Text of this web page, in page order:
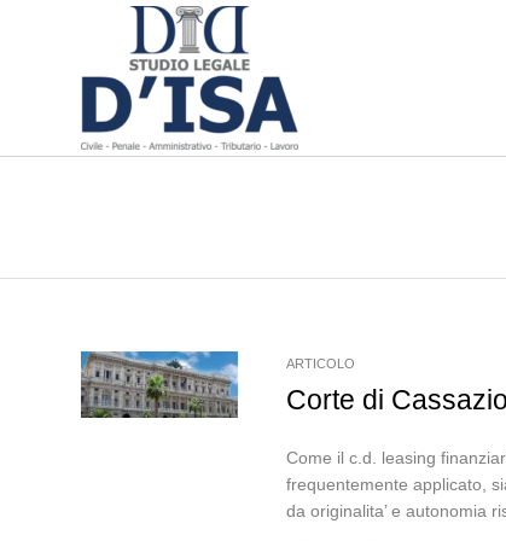
ARTICOLO
Corte di
Come il c.d. leasing
frequentemente applicato,
da originalita’ e autonomia